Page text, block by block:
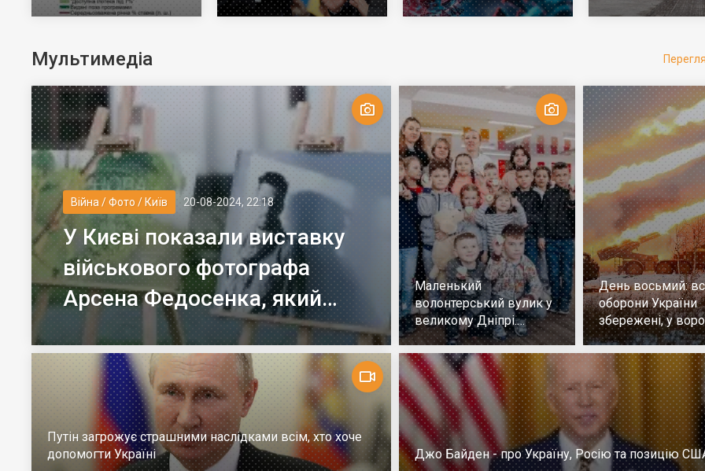
молодь до 30 років
але багато тих, хто не
ковіда. Що робити
у 10 разів
Мультимедіа
Війна / Фото / Київ 20-08-2024, 22:18
У Києві показали виставку
військового фотографа
Арсена Федосенка, який
загинув на війні
Маленький
волонтерський вулик у
великому Дніпрі.
Репортаж
День восьмий: всі
оборони України
збережені, у
немає успіху
Путін загрожує страшними наслідками всім, хто хоче
допомогти Україні
Джо Байден - про Україну, Росію та позицію